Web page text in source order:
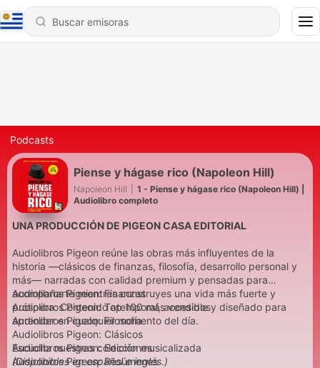
Podcasts
Piense y hágase rico (Napoleon Hill)
Napoleon Hill
1 - Piense y hágase rico (Napoleon Hill) |
Audiolibro completo
UNA PRODUCCIÓN DE PIGEON CASA EDITORIAL
Audiolibros Pigeon reúne las obras más influyentes de la
historia —clásicos de finanzas, filosofía, desarrollo personal y
más— narradas con calidad premium y pensadas para
acompañarte mientras construyes una vida más fuerte y
próspera. Contenido atemporal, accesible y diseñado para
aprender en cualquier momento del día.
Escucha nuestras colecciones:
(Disponibles en español e inglés.)
Audiolibros Pigeon: Finanzas
Audiolibros Pigeon: Top 100 más vendidos
Audiolibros Pigeon: Filosofía
Audiolibros Pigeon: Clásicos
Audiolibros Pigeon: Edición musicalizada
Audiolibros Pigeon: Resúmenes